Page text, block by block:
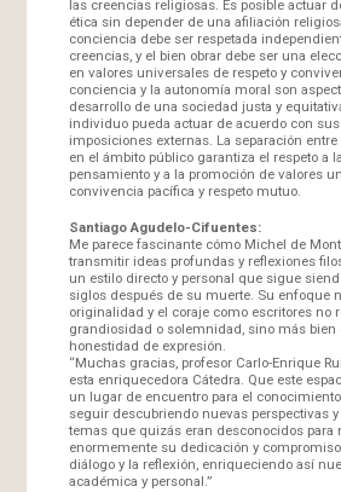
las creencias religiosas. Es posible actuar
ética sin depender de una afiliación
conciencia debe ser respetada
creencias, y el bien obrar debe ser una
en valores universales de respeto y
conciencia y la autonomía moral son
desarrollo de una sociedad justa y
individuo pueda actuar de acuerdo con
imposiciones externas. La separación
en el ámbito público garantiza el respeto a
pensamiento y a la promoción de valores
convivencia pacífica y respeto mutuo.
Santiago Agudelo-Cifuentes:
Me parece fascinante cómo Michel de
transmitir ideas profundas y reflexiones
un estilo directo y personal que sigue
siglos después de su muerte. Su enfoque
originalidad y el coraje como escritores no
grandiosidad o solemnidad, sino más bien
honestidad de expresión.
“Muchas gracias, profesor Carlo-Enrique
esta enriquecedora Cátedra. Que este
un lugar de encuentro para el
seguir descubriendo nuevas perspectivas
temas que quizás eran desconocidos para
enormemente su dedicación y
diálogo y la reflexión, enriqueciendo así
académica y personal.”